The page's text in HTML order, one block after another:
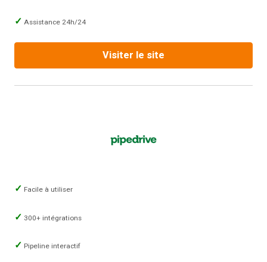
Assistance 24h/24
Visiter le site
Facile à utiliser
300+ intégrations
Pipeline interactif